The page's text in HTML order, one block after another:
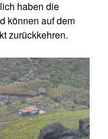
haben die
können auf dem
zurückkehren.